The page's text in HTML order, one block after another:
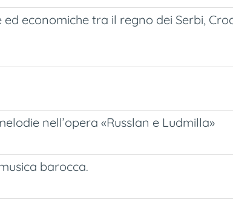
economiche tra il regno dei Serbi,
nell’opera «Russlan e Ludmilla»
barocca.